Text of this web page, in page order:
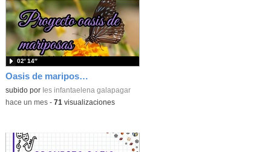
Oasis de mariposas en el IES Infanta Elena
subido por Ies infantaelena galapagar
02′ 14″
-hace un mes- 71 visualizaciones